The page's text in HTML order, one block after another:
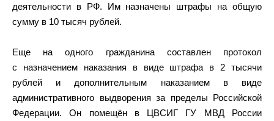
деятельности в РФ. Им назначены штрафы на общую
сумму в 10 тысяч рублей.
Еще на одного гражданина составлен протокол
с назначением наказания в виде штрафа в 2 тысячи
рублей и дополнительным наказанием в виде
административного выдворения за пределы Российской
Федерации. Он помещён в ЦВСИГ ГУ МВД России